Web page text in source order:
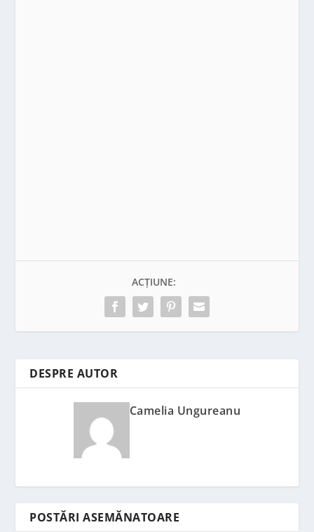
ACȚIUNE:
DESPRE AUTOR
Camelia Ungureanu
POSTĂRI ASEMĂNATOARE